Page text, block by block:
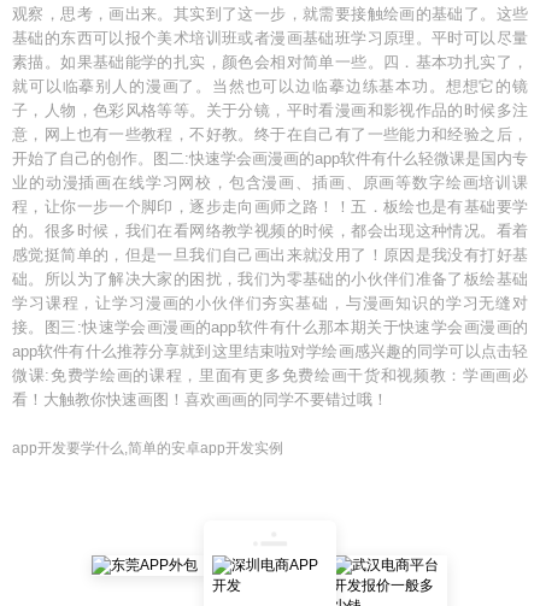
观察，思考，画出来。其实到了这一步，就需要接触绘画的基础了。这些
基础的东西可以报个美术培训班或者漫画基础班学习原理。平时可以尽量
素描。如果基础能学的扎实，颜色会相对简单一些。四．基本功扎实了，
就可以临摹别人的漫画了。当然也可以边临摹边练基本功。想想它的镜
子，人物，色彩风格等等。关于分镜，平时看漫画和影视作品的时候多注
意，网上也有一些教程，不好教。终于在自己有了一些能力和经验之后，
开始了自己的创作。图二:快速学会画漫画的app软件有什么轻微课是国内专
业的动漫插画在线学习网校，包含漫画、插画、原画等数字绘画培训课
程，让你一步一个脚印，逐步走向画师之路！！五．板绘也是有基础要学
的。很多时候，我们在看网络教学视频的时候，都会出现这种情况。看着
感觉挺简单的，但是一旦我们自己画出来就没用了！原因是我没有打好基
础。所以为了解决大家的困扰，我们为零基础的小伙伴们准备了板绘基础
学习课程，让学习漫画的小伙伴们夯实基础，与漫画知识的学习无缝对
接。图三:快速学会画漫画的app软件有什么那本期关于快速学会画漫画的
app软件有什么推荐分享就到这里结束啦对学绘画感兴趣的同学可以点击轻
微课:免费学绘画的课程，里面有更多免费绘画干货和视频教：学画画必
看！大触教你快速画图！喜欢画画的同学不要错过哦！
app开发要学什么,简单的安卓app开发实例